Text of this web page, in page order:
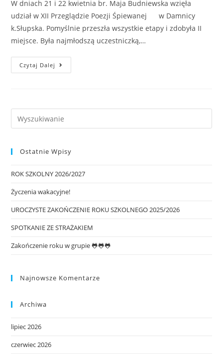
W dniach 21 i 22 kwietnia br. Maja Budniewska wzięła
udział w XII Przeglądzie Poezji Śpiewanej w Damnicy
k.Słupska. Pomyślnie przeszła wszystkie etapy i zdobyła II
miejsce. Była najmłodszą uczestniczką,…
Czytaj Dalej
Ostatnie Wpisy
ROK SZKOLNY 2026/2027
Życzenia wakacyjne!
UROCZYSTE ZAKOŃCZENIE ROKU SZKOLNEGO 2025/2026
SPOTKANIE ZE STRAŻAKIEM
Zakończenie roku w grupie 🐸🐸🐸
Najnowsze Komentarze
Archiwa
lipiec 2026
czerwiec 2026